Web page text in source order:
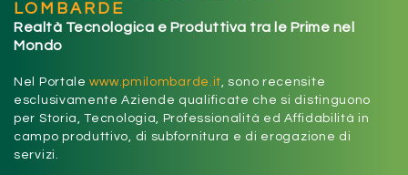
LOMBARDE
Realtà Tecnologica e Produttiva tra le Prime nel
Mondo
Nel Portalewww.pmilombarde.it, sono recensite
esclusivamente Aziende qualificate che si distinguono
per Storia, Tecnologia, Professionalità ed Affidabilità in
campo produttivo, di subfornitura e di erogazione di
servizi.